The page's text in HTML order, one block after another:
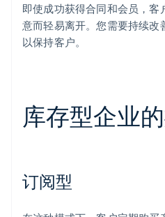
即使成功获得合同和会员，
意而轻易离开。您需要持续改
以保持客户。
库存型企业
订阅型